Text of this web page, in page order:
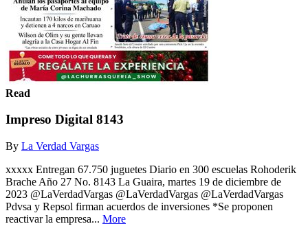
Read
Impreso Digital 8143
By La Verdad Vargas
xxxxx Entregan 67.750 juguetes Diario en 300 escuelas Rohoderik
Brache Año 27 No. 8143 La Guaira, martes 19 de diciembre de
2023 @LaVerdadVargas @LaVerdadVargas @LaVerdadVargas
Pdvsa y Repsol firman acuerdos de inversiones *Se proponen
reactivar la empresa... More